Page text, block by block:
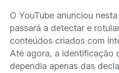
O YouTube anunciou
passará a detectar e
conteúdos criados com
Até agora, a identificação
dependia apenas das